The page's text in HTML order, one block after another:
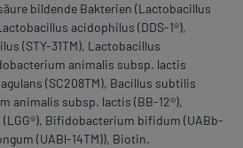
bildende Bakterien (Lactobacillus
acidophilus (DDS-1®),
(STY-31TM), Lactobacillus
animalis subsp. lactis
(SC208TM), Bacillus subtilis
animalis subsp. lactis (BB-12®),
Bifidobacterium bifidum (UABb-
(UABl-14TM)), Biotin.